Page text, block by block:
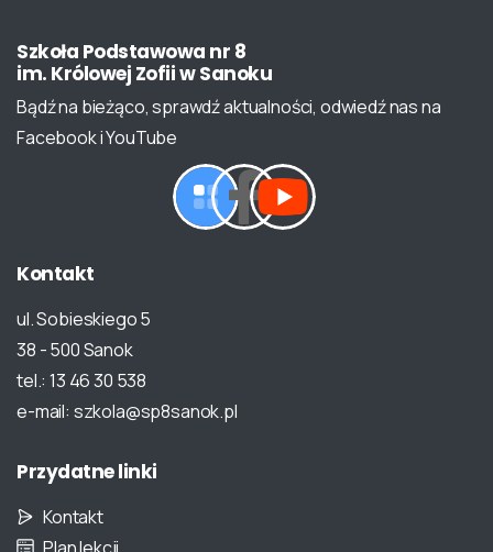
Szkoła Podstawowa nr 8
im. Królowej ZofiiwSanoku
Bądź na bieżąco, sprawdź aktualności, odwiedź nas na
Facebook i YouTube
Kontakt
ul. Sobieskiego 5
38 - 500 Sanok
tel.: 13 46 30 538
e-mail: szkola@sp8sanok.pl
Przydatnelinki
Kontakt